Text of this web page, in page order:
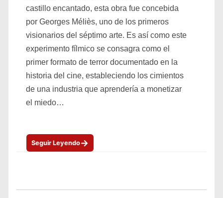
castillo encantado, esta obra fue concebida
por Georges Méliès, uno de los primeros
visionarios del séptimo arte. Es así como este
experimento fílmico se consagra como el
primer formato de terror documentado en la
historia del cine, estableciendo los cimientos
de una industria que aprendería a monetizar
el miedo…
Seguir Leyendo→